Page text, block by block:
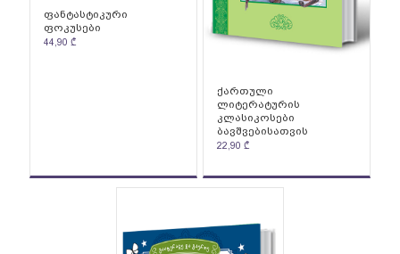
ფანტასტიკური
ფოკუსები
44,90 ₾
ქართული
ლიტერატურის
კლასიკოსები
ბავშვებისათვის
22,90 ₾